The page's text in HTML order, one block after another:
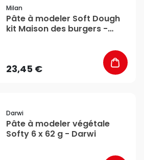
Milan
Pâte à modeler Soft Dough
kit Maison des burgers -
23,45 €
Darwi
Pâte à modeler végétale
Softy 6 x 62 g - Darwi